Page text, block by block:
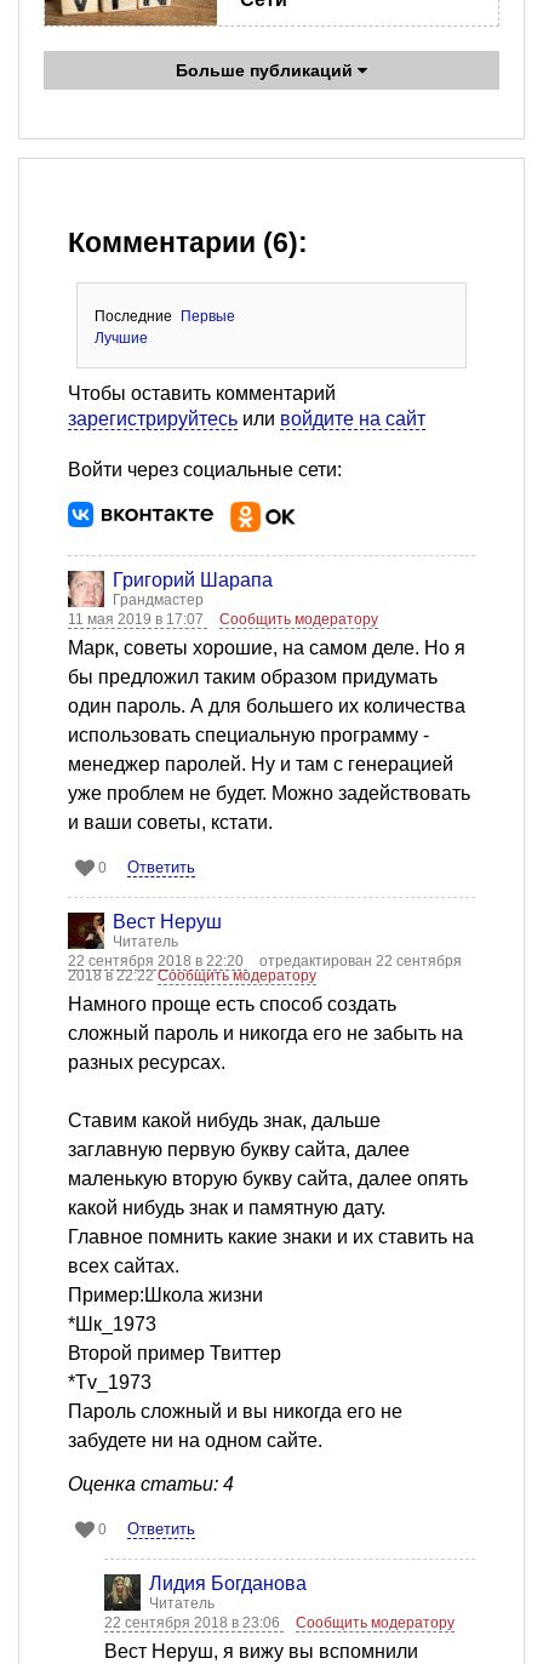
Больше публикаций
Комментарии (6):
Последние
Первые
Лучшие
Чтобы оставить комментарий
зарегистрируйтесь или войдите на сайт
Войти через социальные сети:
Григорий Шарапа
Грандмастер
11 мая 2019 в 17:07
Сообщить модератору
Марк, советы хорошие, на самом деле. Но я
бы предложил таким образом придумать
один пароль. А для большего их количества
использовать специальную программу -
менеджер паролей. Ну и там с генерацией
уже проблем не будет. Можно задействовать
и ваши советы, кстати.
0 Ответить
Вест Неруш
Читатель
22 сентября 2018 в 22:20
отредактирован 22 сентября
2018 в 22:22Сообщить модератору
Намного проще есть способ создать
сложный пароль и никогда его не забыть на
разных ресурсах.
Ставим какой нибудь знак, дальше
заглавную первую букву сайта, далее
маленькую вторую букву сайта, далее опять
какой нибудь знак и памятную дату.
Главное помнить какие знаки и их ставить на
всех сайтах.
Пример:Школа жизни
*Шк_1973
Второй пример Твиттер
*Tv_1973
Пароль сложный и вы никогда его не
забудете ни на одном сайте.
Оценка статьи: 4
0 Ответить
Лидия Богданова
Читатель
22 сентября 2018 в 23:06
Сообщить модератору
Вест Неруш, я вижу вы вспомнили